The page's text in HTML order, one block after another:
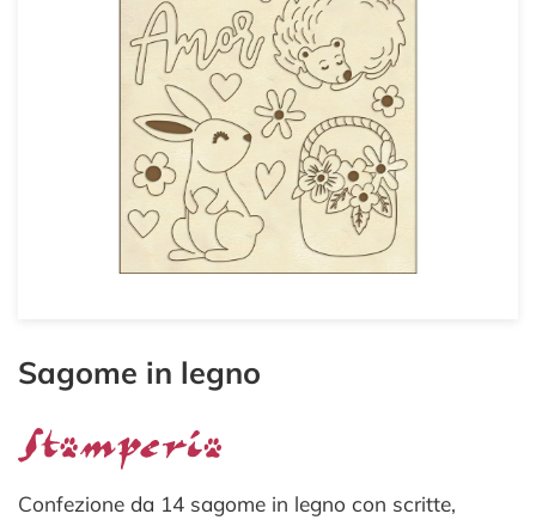
Sagome in legno
Confezione da 14 sagome in legno con scritte,